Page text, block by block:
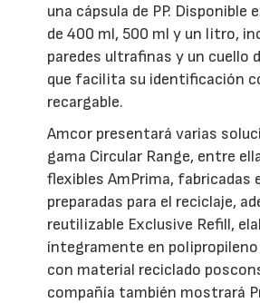
una cápsula de PP. Disponible
de 400 ml, 500 ml y un litro,
paredes ultrafinas y un cuello
que facilita su identificación
recargable.
Amcor presentará varias
gama Circular Range, entre
flexibles AmPrima, fabricadas
preparadas para el reciclaje,
reutilizable Exclusive Refill,
íntegramente en
con material reciclado
compañía también mostrará